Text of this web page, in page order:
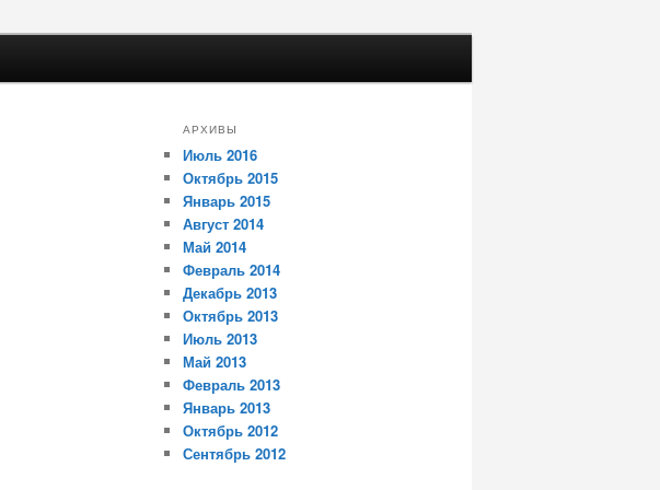
АРХИВЫ
Июль 2016
Октябрь 2015
Январь 2015
Август 2014
Май 2014
Февраль 2014
Декабрь 2013
Октябрь 2013
Июль 2013
Май 2013
Февраль 2013
Январь 2013
Октябрь 2012
Сентябрь 2012